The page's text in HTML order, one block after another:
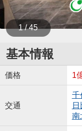
1 / 45
基本情報
価格 1
交通
千
南